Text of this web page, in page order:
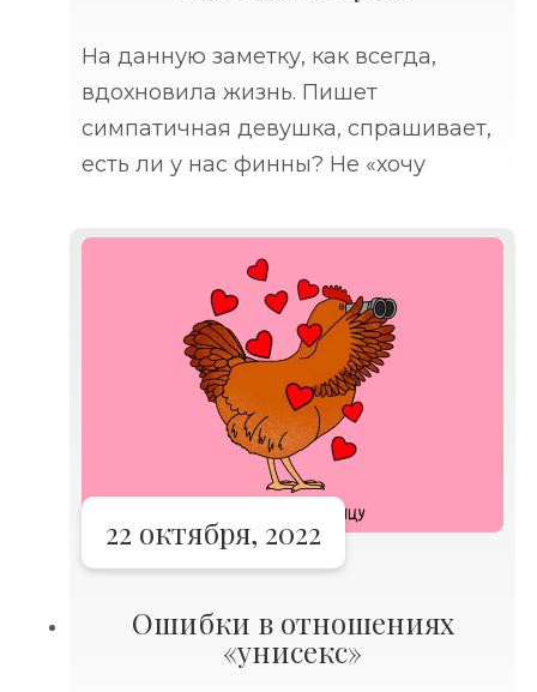
На данную заметку, как всегда,
вдохновила жизнь. Пишет
симпатичная девушка, спрашивает,
есть ли у нас финны? Не «хочу
мужчиной» и даже не «хочу
познакомиться с очень
состоятельным», а просто, «есть
22 октября, 2022
Ошибки в отношениях
«унисекс»